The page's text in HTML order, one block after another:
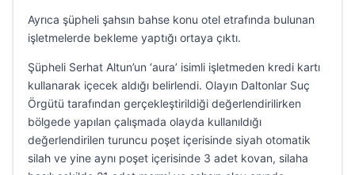
Ayrıca şüpheli şahsın bahse konu otel etrafında bulunan
işletmelerde bekleme yaptığı ortaya çıktı.
Şüpheli Serhat Altun’un ‘aura’ isimli işletmeden kredi kartı
kullanarak içecek aldığı belirlendi. Olayın Daltonlar Suç
Örgütü tarafından gerçekleştirildiği değerlendirilirken
bölgede yapılan çalışmada olayda kullanıldığı
değerlendirilen turuncu poşet içerisinde siyah otomatik
silah ve yine aynı poşet içerisinde 3 adet kovan, silaha